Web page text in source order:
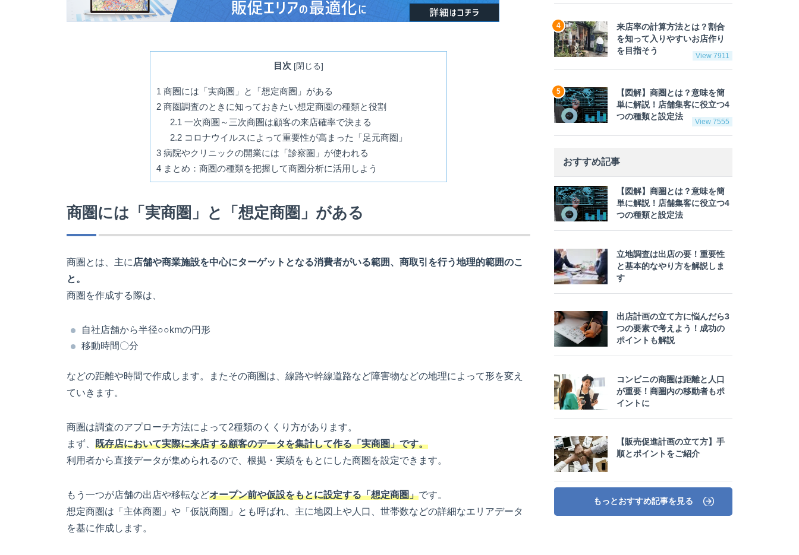
目次 [閉じる]
1 商圏には「実商圏」と「想定商圏」がある
2 商圏調査のときに知っておきたい想定商圏の種類と役割
2.1 一次商圏～三次商圏は顧客の来店確率で決まる
2.2コロナウイルスによって重要性が高まった「足元商圏」
3 病院やクリニックの開業には「診察圏」が使われる
4 まとめ：商圏の種類を把握して商圏分析に活用しよう
商圏には「実商圏」と「想定商圏」がある
商圏とは、主に 店舗や商業施設を中心にターゲットとなる消費者がいる範囲、商取引を行う地理的範囲のこ
と。
商圏を作成する際は、
自社店舗から半径○○kmの円形
移動時間〇分
などの距離や時間で作成します。またその商圏は、線路や幹線道路など障害物などの地理によって形を変え
ていきます。
商圏は調査のアプローチ方法によって2種類のくくり方があります。
まず、 既存店において実際に来店する顧客のデータを集計して作る「実商圏」です。
利用者から直接データが集められるので、根拠・実績をもとにした商圏を設定できます。
もう一つが店舗の出店や移転などオープン前や仮設をもとに設定する「想定商圏」です。
想定商圏は「主体商圏」や「仮説商圏」とも呼ばれ、主に地図上や人口、世帯数などの詳細なエリアデータ
を基に作成します。
来店率の計算方法とは？割合
を知って入りやすいお店作り
を目指そう
View 7911
【図解】商圏とは？意味を簡
単に解説！店舗集客に役立つ4
つの種類と設定法
View 7555
おすすめ記事
【図解】商圏とは？意味を簡
単に解説！店舗集客に役立つ4
つの種類と設定法
立地調査は出店の要！重要性
と基本的なやり方を解説しま
す
出店計画の立て方に悩んだら3
つの要素で考えよう！成功の
ポイントも解説
コンビニの商圏は距離と人口
が重要！商圏内の移動者もポ
イントに
【販売促進計画の立て方】手
順とポイントをご紹介
もっとおすすめ記事を見る